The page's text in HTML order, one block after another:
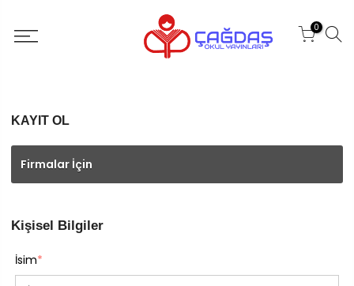
0
KAYIT OL
Firmalar İçin
Kişisel Bilgiler
İsim*